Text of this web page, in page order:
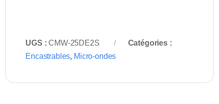
UGS :CMW-25DE2S
Catégories :
Encastrables, Micro-ondes